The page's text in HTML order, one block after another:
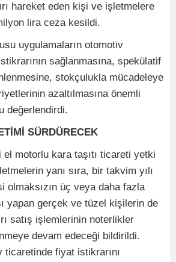
hareket eden kişi ve işletmelere
lira ceza kesildi.
uygulamaların otomotiv
sağlanmasına, spekülatif
stokçulukla mücadeleye
azaltılmasına önemli
değerlendirdi.
SÜRDÜRECEK
el motorlu kara taşıtı ticareti yetki
yanı sıra, bir takvim yılı
olmaksızın üç veya daha fazla
yapan gerçek ve tüzel kişilerin de
satış işlemlerinin noterlikler
devam edeceği bildirildi.
ticaretinde fiyat istikrarını